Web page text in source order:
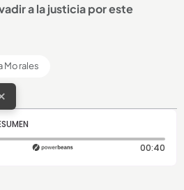
a la justicia por este
Morales
transcurrido: 0 segundos 00:40